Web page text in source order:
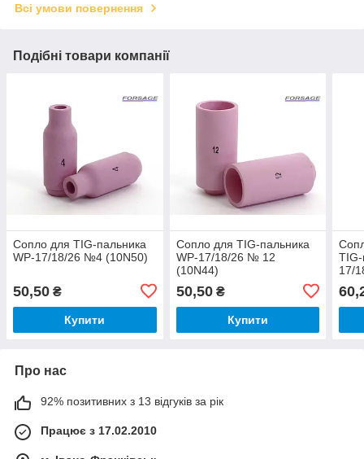
Всі умови повернення
Подібні товари компанії
Сопло для TIG-пальника
WP-17/18/26 №4 (10N50)
50,50 ₴
Купити
Сопло для TIG-пальника
WP-17/18/26 № 12
(10N44)
50,50₴
Купити
17/
Про нас
92% позитивних з 13 відгуків за рік
Працює з 17.02.2010